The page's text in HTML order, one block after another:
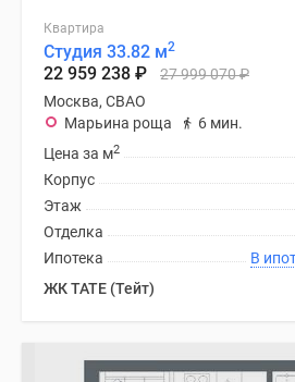
Квартира
Студия 33.82 м2
22 959 238 ₽ 27 999 070₽
Москва, СВАО
Марьина роща
6 мин.
Цена за м2
Корпус
Этаж
Отделка
Ипотека
ЖК TATE (Тейт)